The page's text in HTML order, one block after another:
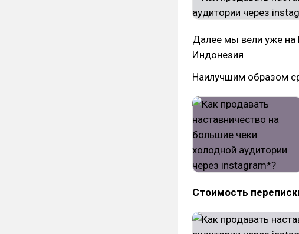
Далее мы вели уже на
Индонезия
Наилучшим образом
Стоимость